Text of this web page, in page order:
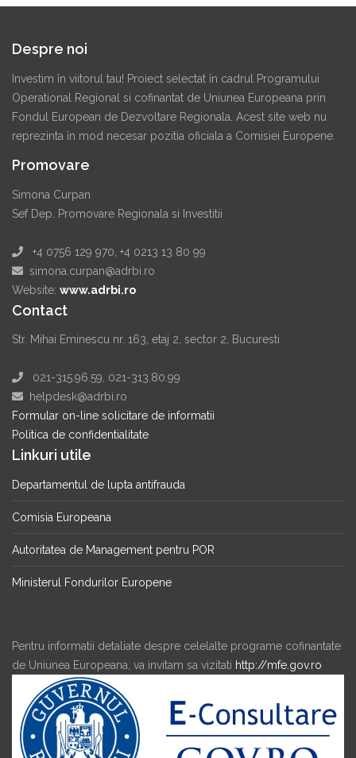
Despre noi
Investim în viitorul tau! Proiect selectat în cadrul Programului
Operational Regional si cofinantat de Uniunea Europeana prin
Fondul European de Dezvoltare Regionala. Acest site web nu
reprezinta în mod necesar pozitia oficiala a Comisiei Europene.
Promovare
Simona Curpan
Sef Dep. Promovare Regionala si Investitii
+4 0756 129 970, +4 0213 13 80 99
simona.curpan@adrbi.ro
Website: www.adrbi.ro
Contact
Str. Mihai Eminescu nr. 163, etaj 2, sector 2, Bucuresti
021-315.96.59, 021-313.80.99
helpdesk@adrbi.ro
Formular on-line solicitare de informatii
Politica de confidentialitate
Linkuri utile
Departamentul de lupta antifrauda
Comisia Europeana
Autoritatea de Management pentru POR
Ministerul Fondurilor Europene
Pentru informatii detaliate despre celelalte programe cofinantate
de Uniunea Europeana, va invitam sa vizitati http://mfe.gov.ro